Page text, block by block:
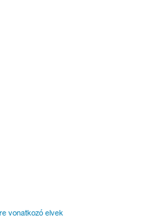
vonatkozó elvek